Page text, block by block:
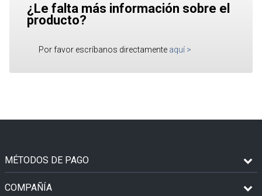
¿Le falta más información sobre el
producto?
Por favor escríbanos directamente aquí >
MÉTODOS DE PAGO
COMPAÑÍA